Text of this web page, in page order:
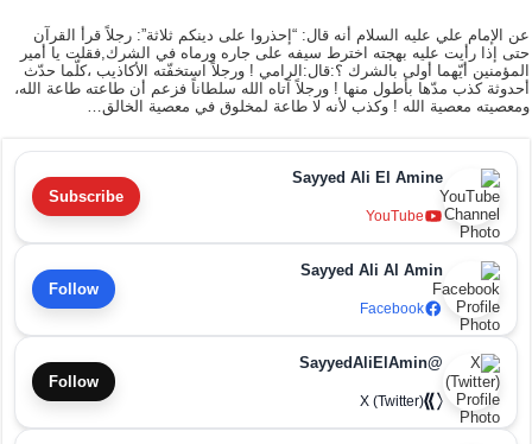
عن الإمام علي عليه السلام أنه قال: “إحذروا على دينكم ثلاثة”: رجلاً قرأ القرآن
حتى إذا رأيت عليه بهجته اخترط سيفه على جاره ورماه في الشرك,فقلت يا أمير
المؤمنين أيّهما أولى بالشرك ؟:قال:الرامي ! ورجلاً استخفّته الأكاذيب ،كلّما حدّث
أحدوثة كذب مدّها بأطول منها ! ورجلاً آتاه الله سلطاناً فزعم أن طاعته طاعة الله،
ومعصيته معصية الله ! وكذب لأنه لا طاعة لمخلوق في معصية الخالق…
Sayyed Ali El Amine
YouTube
Subscribe
Sayyed Ali Al Amin
Facebook
Follow
@SayyedAliElAmin
X (Twitter)
Follow